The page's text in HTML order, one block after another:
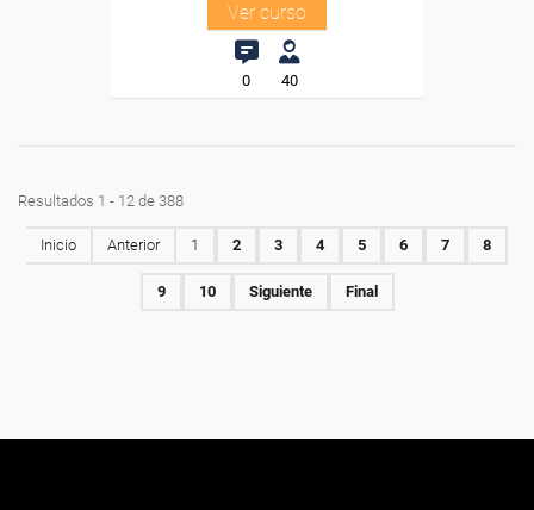
Ver curso
0 40
Resultados 1 - 12 de 388
Inicio Anterior 1 2 3 4 5 6 7 8
9 10 Siguiente Final